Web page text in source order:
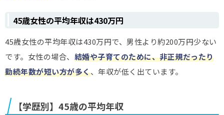
45歳女性の平均年収は430万円
45歳女性の平均年収は430万円で、男性より約200万円少ない
です。女性の場合、 結婚や子育てのために、非正規だったり
勤続年数が短い方が多く、年収が低く出ています。
【学歴別】45歳の平均年収